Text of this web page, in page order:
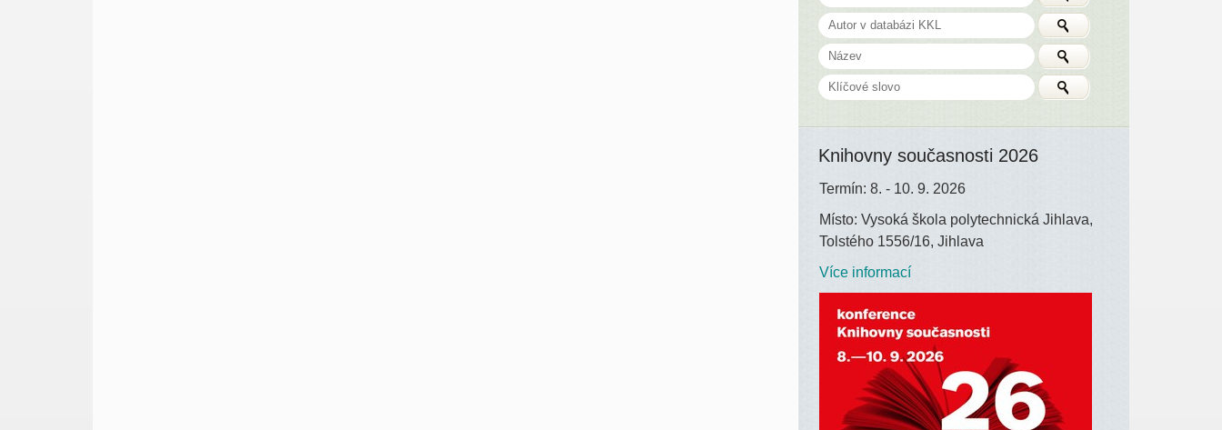
Knihovny současnosti 2026
Termín: 8. - 10. 9. 2026
Místo: Vysoká škola polytechnická Jihlava,
Tolstého 1556/16, Jihlava
Více informací